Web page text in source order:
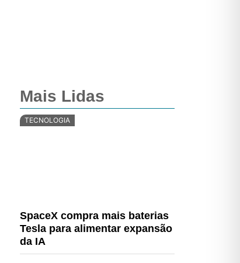
Mais Lidas
TECNOLOGIA
SpaceX compra mais baterias
Tesla para alimentar expansão
da IA